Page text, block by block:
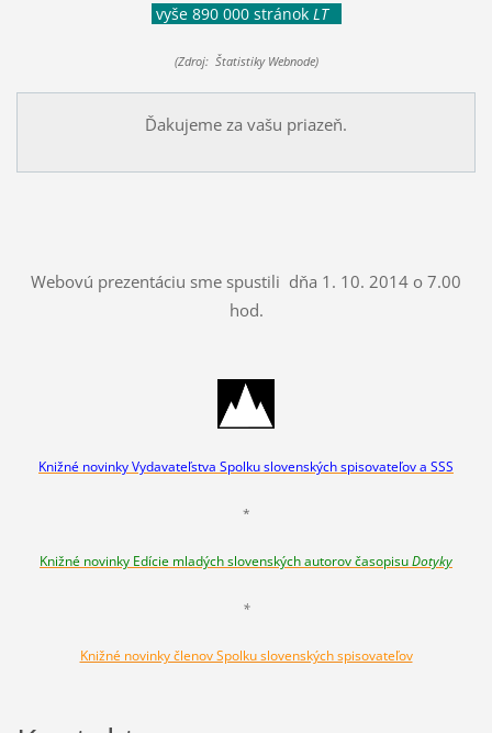
vyše 890 000 stránok LT
(Zdroj: Štatistiky Webnode)
Ďakujeme za vašu priazeň.
Webovú prezentáciu sme spustili dňa 1. 10. 2014 o 7.00
hod.
Knižné novinky Vydavateľstva Spolku slovenských spisovateľov a SSS
*
Knižné novinky Edície mladých slovenských autorov časopisuDotyky
*
Knižné novinky členov Spolku slovenských spisovateľov